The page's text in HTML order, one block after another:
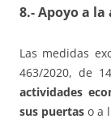
8.- Apoyo a
Las medidas
463/2020, de
actividades
sus puertas o a